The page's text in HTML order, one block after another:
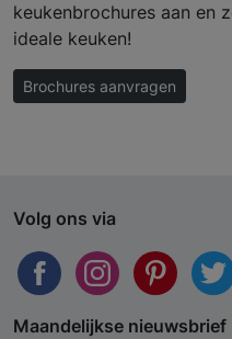
keukenbrochures aan en
ideale keuken!
Brochures aanvragen
Volg ons via
Maandelijkse nieuwsbrief